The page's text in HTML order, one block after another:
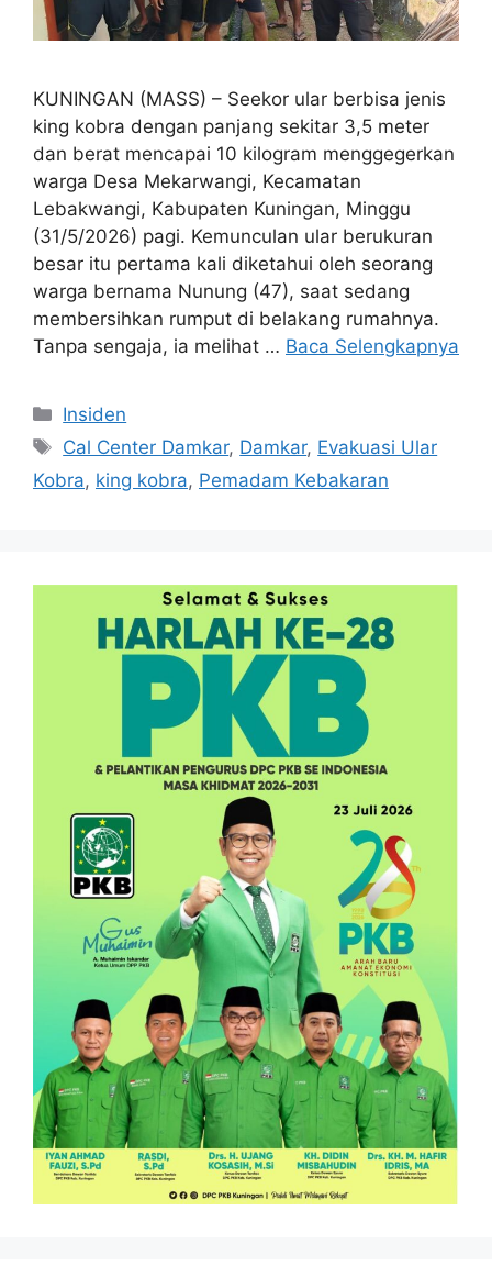
KUNINGAN (MASS) – Seekor ular berbisa jenis
king kobra dengan panjang sekitar 3,5 meter
dan berat mencapai 10 kilogram menggegerkan
warga Desa Mekarwangi, Kecamatan
Lebakwangi, Kabupaten Kuningan, Minggu
(31/5/2026) pagi. Kemunculan ular berukuran
besar itu pertama kali diketahui oleh seorang
warga bernama Nunung (47), saat sedang
membersihkan rumput di belakang rumahnya.
Tanpa sengaja, ia melihat … Baca Selengkapnya
Kategori
Insiden
Tag
Cal Center Damkar, Damkar, Evakuasi Ular
Kobra, king kobra, Pemadam Kebakaran